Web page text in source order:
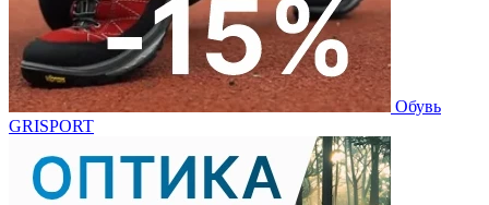
Обувь
GRISPORT